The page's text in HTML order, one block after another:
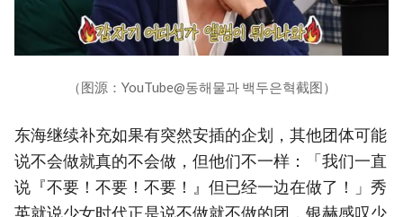
（图源：YouTube@동해물과 백두은혁截图）
东海继续补充如果有突然安插的企划，其他团体可能
说不会做就真的不会做，但他们不一样：「我们一直
说『不要！不要！不要！』但已经一边在做了！」秀
英就说少女时代正是说不做就不做的团，银赫感叹少